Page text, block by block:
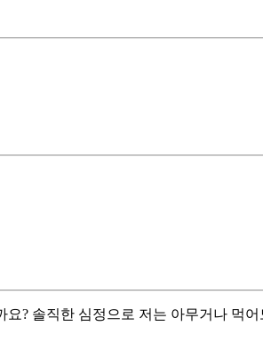
? 솔직한 심정으로 저는 아무거나 먹